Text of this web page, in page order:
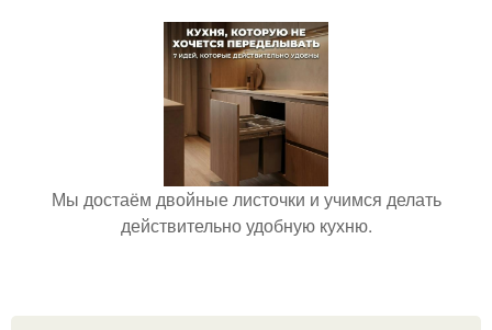
Мы достаём двойные листочки и учимся делать
действительно удобную кухню.